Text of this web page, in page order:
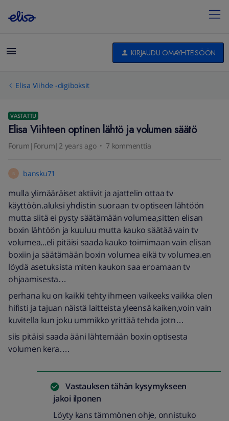
KIRJAUDU OMAYHTEISÖÖN
Elisa Viihde -digiboksit
VASTATTU
Elisa Viihteen optinen lähtö ja volumen säätö
Forum|Forum|2 years ago 7 kommenttia
B bansku71
mulla ylimääräiset aktiivit ja ajattelin ottaa tv
käyttöön.aluksi yhdistin suoraan tv optiseen lähtöön
mutta siitä ei pysty säätämään volumea,sitten elisan
boxin lähtöön ja kuuluu mutta kauko säätää vain tv
volumea...eli pitäisi saada kauko toimimaan vain elisan
boxiin ja säätämään boxin volumea eikä tv volumea.en
löydä asetuksista miten kaukon saa eroamaan tv
ohjaamisesta…
perhana ku on kaikki tehty ihmeen vaikeeks vaikka olen
hifisti ja tajuan näistä laitteista yleensä kaiken,voin vain
kuvitella kun joku ummikko yrittää tehda jotn…
siis pitäisi saada ääni lähtemään boxin optisesta
volumen kera….
Vastauksen tähän kysymykseen
jakoi ilponen
Löyty kans tämmönen ohje, onnistuko